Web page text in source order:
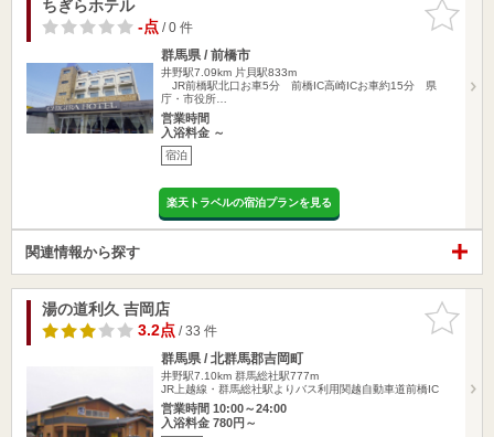
お気に入
りに追加
ちぎらホテル
-点/ 0 件
群馬県 / 前橋市
井野駅7.09km 片貝駅833m
JR前橋駅北口お車5分 前橋IC高崎ICお車約15分 県
庁・市役所…
営業時間
入浴料金 ～
宿泊
楽天トラベルの宿泊プランを見る
関連情報から探す
お気に入
りに追加
湯の道利久 吉岡店
3.2点/ 33 件
群馬県 / 北群馬郡吉岡町
井野駅7.10km 群馬総社駅777m
JR上越線・群馬総社駅よりバス利用関越自動車道前橋IC
営業時間 10:00～24:00
入浴料金 780円～